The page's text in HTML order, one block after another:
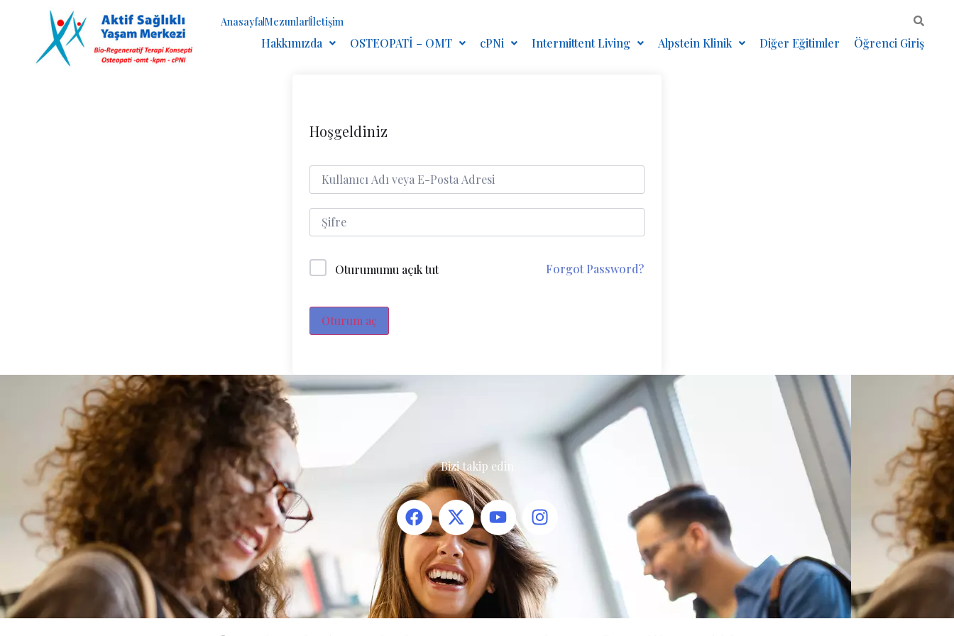
AnasayfaMezunlarİletişim
Hakkımızda OSTEOPATİ – OMT cPNi Intermittent Living Alpstein Klinik Diğer Eğitimler Öğrenci Giriş
Hoşgeldiniz
Oturumumu açık tut Forgot Password?
Oturum aç
Bizi takip edin